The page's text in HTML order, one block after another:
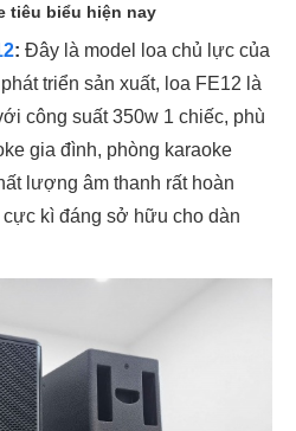
tiêu biểu hiện nay
: Đây là model loa chủ lực của
triển sản xuất, loa FE12 là
công suất 350w 1 chiếc, phù
gia đình, phòng karaoke
lượng âm thanh rất hoàn
kì đáng sở hữu cho dàn